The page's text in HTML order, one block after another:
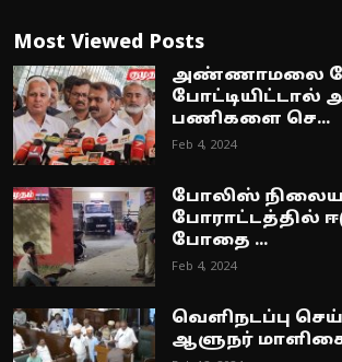
Most Viewed Posts
அண்ணாமலை
போட்டியிட்டால்
பணிகளை செ...
Feb 4, 2024
போலிஸ்
போராட்டத்தில்
போதை ...
Feb 4, 2024
வெளிநடப்பு
ஆளுநர்